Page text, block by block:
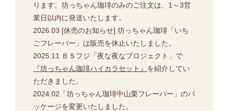
ります。坊っちゃん珈琲のみのご注文は、1～3営
業日以内に発送いたします。
2026.03 [休売のお知らせ] 坊っちゃん珈琲「いち
ごフレーバー」は販売を休止いたしました。
2025.11 ＢＳフジ「夜な夜なプロジェクト」で
『坊っちゃん珈琲ハイカラセット』 を紹介してい
ただきました。
2024.02「坊っちゃん珈琲中山栗フレーバー」のパ
ッケージを変更いたしました。